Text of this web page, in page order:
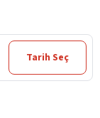
Tarih Seç